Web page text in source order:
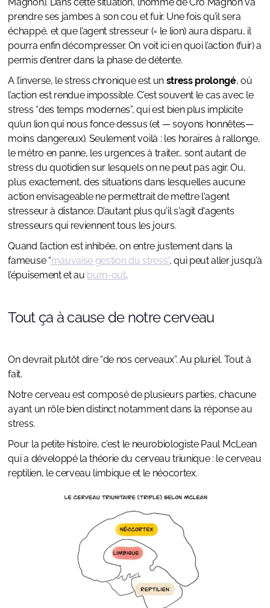
Magnon). Dans cette situation, l’homme de Cro Magnon va
prendre ses jambes à son cou et fuir. Une fois qu’il sera
échappé, et que l’agent stresseur (= le lion) aura disparu, il
pourra enfin décompresser. On voit ici en quoi l’action (fuir) a
permis d’entrer dans la phase de détente.
A l’inverse, le stress chronique est un stress prolongé, où
l’action est rendue impossible. C’est souvent le cas avec le
stress “des temps modernes”, qui est bien plus implicite
qu’un lion qui nous fonce dessus (et — soyons honnêtes—
moins dangereux). Seulement voilà : les horaires à rallonge,
le métro en panne, les urgences à traiter… sont autant de
stress du quotidien sur lesquels on ne peut pas agir. Ou,
plus exactement, des situations dans lesquelles aucune
action envisageable ne permettrait de mettre l'agent
stresseur à distance. D’autant plus qu'il s'agit d'agents
stresseurs qui reviennent tous les jours.
Quand l’action est inhibée, on entre justement dans la
fameuse “mauvaise gestion du stress”, qui peut aller jusqu’à
l’épuisement et au burn-out.
Tout ça à cause de notre cerveau
On devrait plutôt dire “de nos cerveaux”. Au pluriel. Tout à
fait.
Notre cerveau est composé de plusieurs parties, chacune
ayant un rôle bien distinct notamment dans la réponse au
stress.
Pour la petite histoire, c’est le neurobiologiste Paul McLean
qui a développé la théorie du cerveau triunique : le cerveau
reptilien, le cerveau limbique et le néocortex.